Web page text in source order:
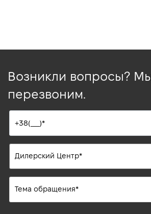
Возникли вопросы?
перезвоним.